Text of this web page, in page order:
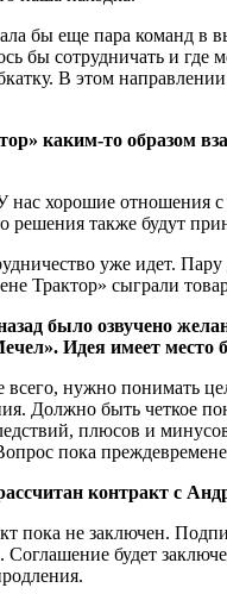
бы еще пара команд в
бы сотрудничать и где
В этом
каким-то образом
нас хорошие отношения
решения также будут
уже идет. Пару
Трактор» сыграли
было озвучено
Идея имеет место
нужно понимать
Должно быть четкое
плюсов и
пока
контракт с
пока не заключен.
Соглашение будет